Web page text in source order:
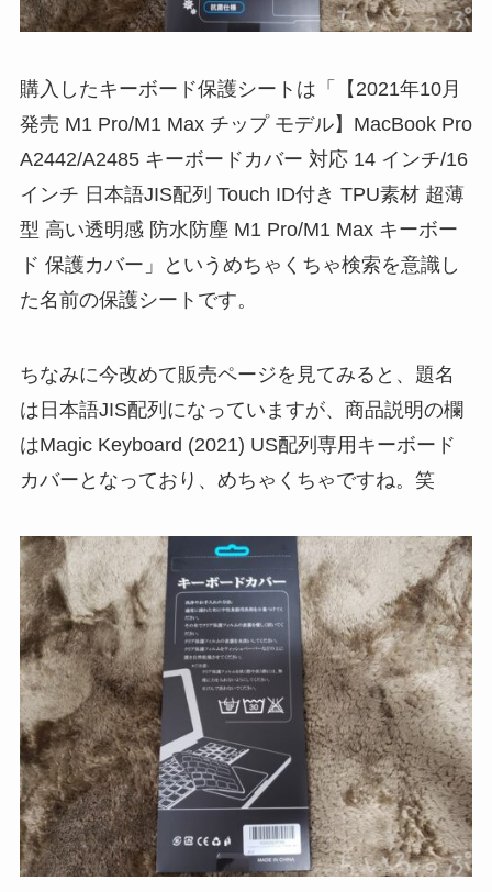
購入したキーボード保護シートは「【2021年10月
発売 M1 Pro/M1 Max チップ モデル】MacBook Pro
A2442/A2485 キーボードカバー 対応 14 インチ/16
インチ 日本語JIS配列 Touch ID付き TPU素材 超薄
型 高い透明感 防水防塵 M1 Pro/M1 Max キーボー
ド 保護カバー」というめちゃくちゃ検索を意識し
た名前の保護シートです。
ちなみに今改めて販売ページを見てみると、題名
は日本語JIS配列になっていますが、商品説明の欄
はMagic Keyboard (2021) US配列専用キーボード
カバーとなっており、めちゃくちゃですね。笑